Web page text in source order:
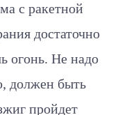
с ракетной
достаточно
огонь. Не надо
должен быть
пройдет